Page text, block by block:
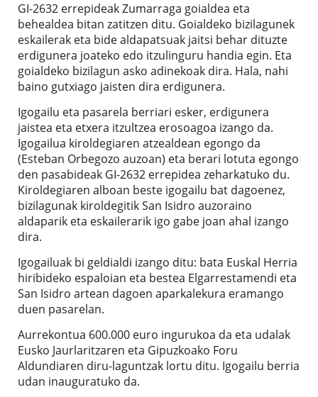
GI-2632 errepideak Zumarraga goialdea eta
behealdea bitan zatitzen ditu. Goialdeko bizilagunek
eskailerak eta bide aldapatsuak jaitsi behar dituzte
erdigunera joateko edo itzulinguru handia egin. Eta
goialdeko bizilagun asko adinekoak dira. Hala, nahi
baino gutxiago jaisten dira erdigunera.
Igogailu eta pasarela berriari esker, erdigunera
jaistea eta etxera itzultzea erosoagoa izango da.
Igogailua kiroldegiaren atzealdean egongo da
(Esteban Orbegozo auzoan) eta berari lotuta egongo
den pasabideak GI-2632 errepidea zeharkatuko du.
Kiroldegiaren alboan beste igogailu bat dagoenez,
bizilagunak kiroldegitik San Isidro auzoraino
aldaparik eta eskailerarik igo gabe joan ahal izango
dira.
Igogailuak bi geldialdi izango ditu: bata Euskal Herria
hiribideko espaloian eta bestea Elgarrestamendi eta
San Isidro artean dagoen aparkalekura eramango
duen pasarelan.
Aurrekontua 600.000 euro ingurukoa da eta udalak
Eusko Jaurlaritzaren eta Gipuzkoako Foru
Aldundiaren diru-laguntzak lortu ditu. Igogailu berria
udan inauguratuko da.